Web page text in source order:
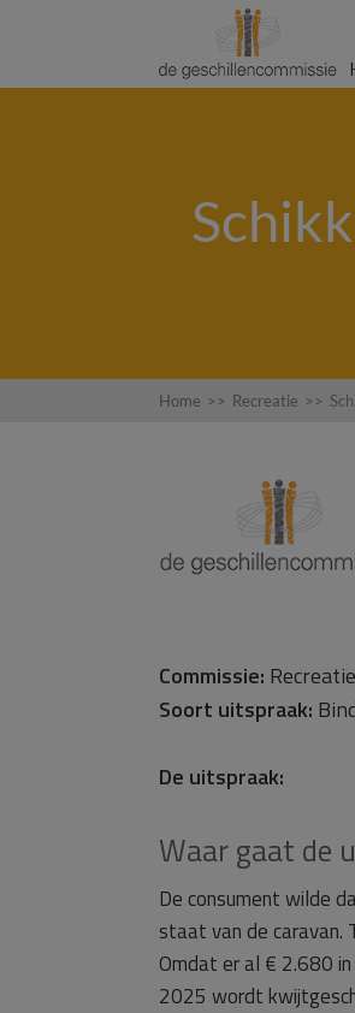
Home >> Recreatie >>
Commissie:
Soort uitspraak:
De uitspraak:
Waar gaat de
De consument wilde
staat van de caravan.
Omdat er al € 2.680
2025 wordt